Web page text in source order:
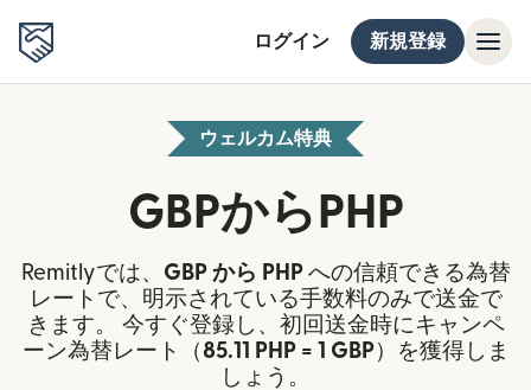
ログイン 新規登録
ウェルカム特典
GBPからPHP
Remitlyでは、 GBP から PHPへの信頼できる為替
レートで、明示されている手数料のみで送金で
きます。 今すぐ登録し、初回送金時にキャンペ
ーン為替レート（85.11 PHP = 1 GBP）を獲得しま
しょう。